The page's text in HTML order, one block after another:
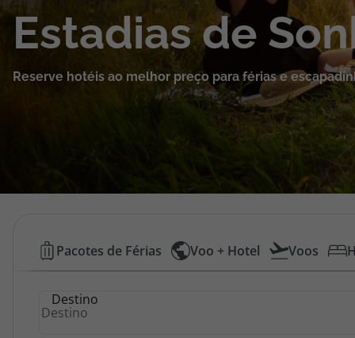
Cruzeiros
Promoções
Área de Cliente
Estadias de
Reserve hotéis ao melhor preço para férias e
Hotéis
Baratos
Pacotes de Férias Voo + Hotel Voos
Destino